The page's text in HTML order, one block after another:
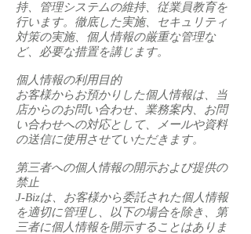
持、管理システムの維持、従業員教育を
行います。徹底した実施、セキュリティ
対策の実施、個人情報の厳重な管理な
ど、必要な措置を講じます。
個人情報の利用目的
お客様からお預かりした個人情報は、当
店からのお問い合わせ、業務案内、お問
い合わせへの対応として、メールや資料
の送信に使用させていただきます。
第三者への個人情報の開示および提供の
禁止
J-Bizは、お客様から委託された個人情報
を適切に管理し、以下の場合を除き、第
三者に個人情報を開示することはありま